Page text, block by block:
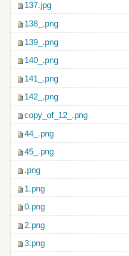
137.jpg
138_.png
139_.png
140_.png
141_.png
142_.png
copy_of_12_.png
44_.png
45_.png
.png
1.png
0.png
2.png
3.png